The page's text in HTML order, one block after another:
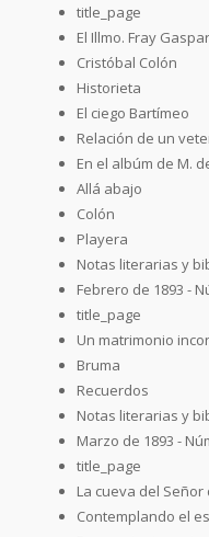
title_page
El Illmo. Fray
Cristóbal Colón
Historieta
El ciego Bartímeo
Relación de un
En el albúm de M.
Allá abajo
Colón
Playera
Notas literarias y
Febrero de 1893 -
title_page
Un matrimonio
Bruma
Recuerdos
Notas literarias y
Marzo de 1893 -
title_page
La cueva del Señor
Contemplando el